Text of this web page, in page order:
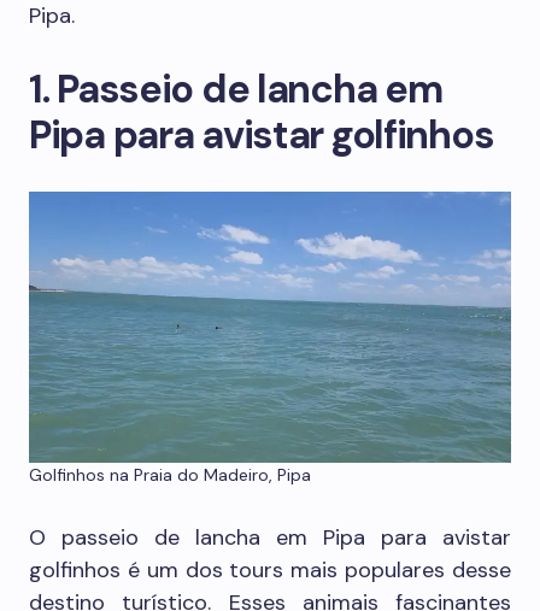
Pipa.
1. Passeio de lancha em
Pipa para avistar golfinhos
Golfinhos na Praia do Madeiro, Pipa
O passeio de lancha em Pipa para avistar
golfinhos é um dos tours mais populares desse
destino turístico. Esses animais fascinantes